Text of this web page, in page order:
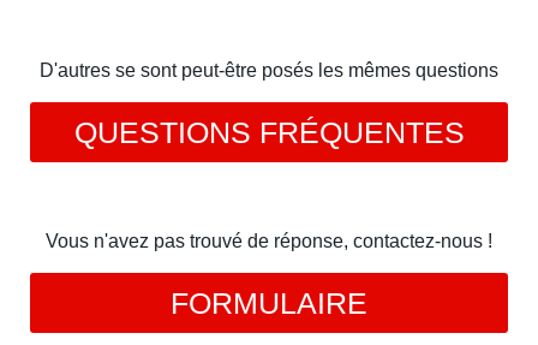
D'autres se sont peut-être posés les mêmes questions
QUESTIONS FRÉQUENTES
Vous n'avez pas trouvé de réponse, contactez-nous !
FORMULAIRE